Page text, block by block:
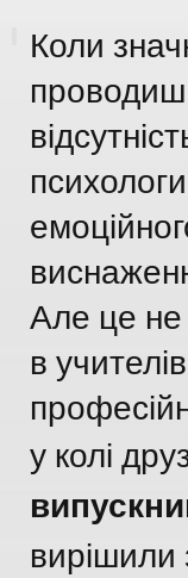
Коли
проводиш
Але це не
в
у колі